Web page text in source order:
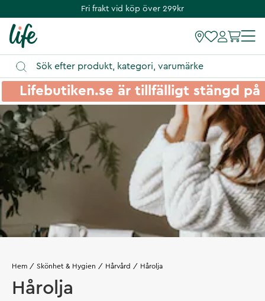
Fri frakt vid köp över 299kr
Lifebutiken.se är tillfälligt stängd
Hem Skönhet & Hygien Hårvård Hårolja
Hårolja